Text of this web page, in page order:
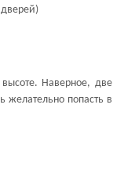
дверей)
Наверное, две
попасть в